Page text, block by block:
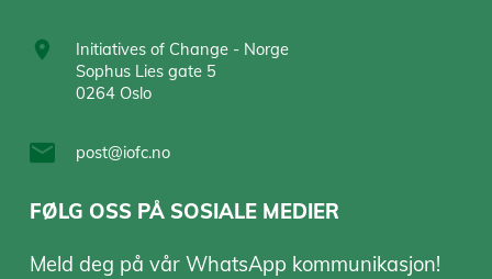
Initiatives of Change - Norge
Sophus Lies gate 5
0264 Oslo
post@iofc.no
FØLG OSS PÅ SOSIALE MEDIER
Meld deg på vår WhatsApp kommunikasjon!